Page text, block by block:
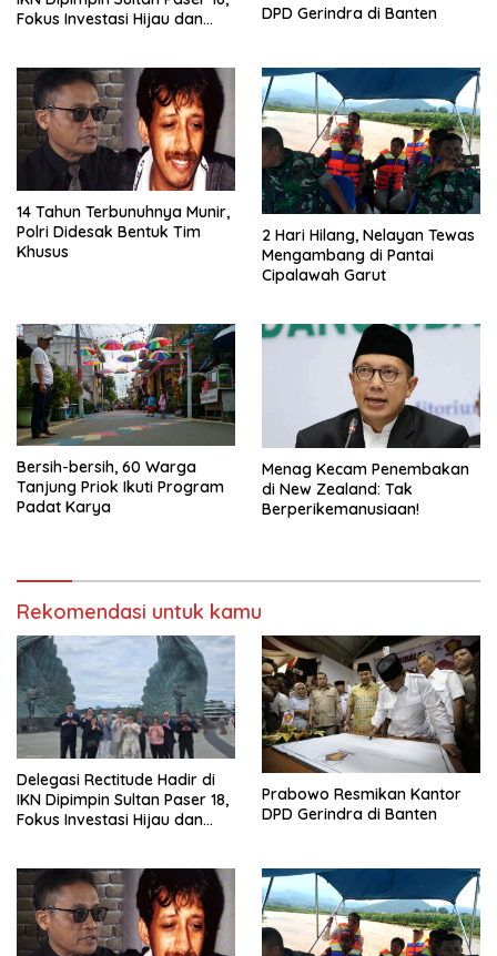
Fokus Investasi Hijau dan
DPD Gerindra di Banten
14 Tahun Terbunuhnya Munir,
Polri Didesak Bentuk Tim
Khusus
2 Hari Hilang, Nelayan Tewas
Mengambang di Pantai
Cipalawah Garut
Bersih-bersih, 60 Warga
Tanjung Priok Ikuti Program
Padat Karya
Menag Kecam Penembakan
di New Zealand: Tak
Berperikemanusiaan!
Rekomendasi untuk kamu
Delegasi Rectitude Hadir di
IKN Dipimpin Sultan Paser 18,
Fokus Investasi Hijau dan
Prabowo Resmikan Kantor
DPD Gerindra di Banten